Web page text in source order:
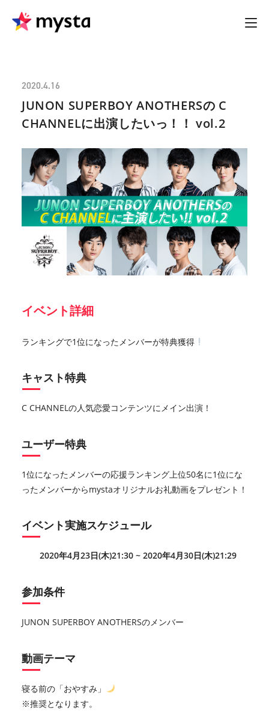
2020.4.16
JUNON SUPERBOY ANOTHERSの C
CHANNELに出演したいっ！！ vol.2
イベント詳細
ランキングで1位になったメンバーが特典獲得
キャスト特典
C CHANNELの人気恋愛コンテンツにメイン出演！
ユーザー特典
1位になったメンバーの応援ランキング上位50名に1位にな
ったメンバーからmystaオリジナルお礼動画をプレゼント！
イベント実施スケジュール
2020年4月23日(木)21:30 ~ 2020年4月30日(木)21:29
参加条件
JUNON SUPERBOY ANOTHERSのメンバー
動画テーマ
寝る前の「おやすみ」
※推奨となります。